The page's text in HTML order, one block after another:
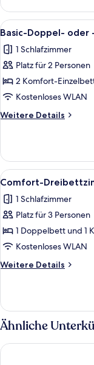
Familienschlafsaal
Alle
Fotos
für
Basic-
Doppel-
oder
-
Zweibettzimmer
3
Basic-Doppel-
1 Schlafzimmer
Platz für 2 Personen
2 Komfort-
Kostenloses WLAN
Weitere Details
Weitere
Doppel-
oder
-
Alle
Fotos
für
Comfort-
Dreibettzimmer
anzeigen
4
Comfort-
1 Schlafzimmer
Platz für 3 Personen
1 Doppelbett und 1
Kostenloses WLAN
Weitere Details
Weitere
Dreibettzimmer
Ähnliche
B&B Hotel Landshut